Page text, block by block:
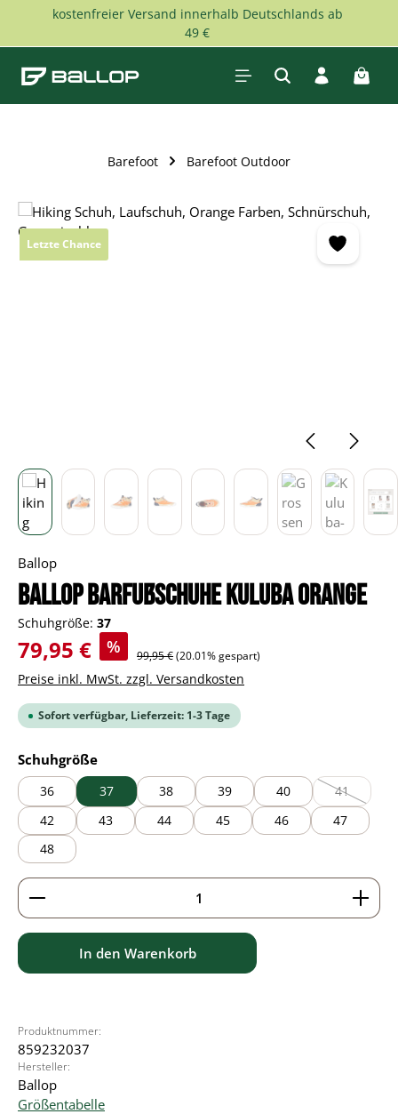
Zum Hauptinhalt springen
kostenfreier Versand innerhalb Deutschlands ab
49 €
Barefoot Barefoot Outdoor
Bildergalerie überspringen
Letzte Chance
Ballop
BALLOP Barfußschuhe Kuluba orange
Schuhgröße: 37
Verkaufspreis:
79,95 € % Regulärer Preis:
99,95 €(20.01% gespart)
Preise inkl. MwSt. zzgl. Versandkosten
Sofort verfügbar, Lieferzeit: 1-3 Tage
Schuhgrößeauswählen
36 37 38 39 40 41
(Diese
42 43 44 45 46
47
48
Produkt Anzahl: Gib den gewünschten Wert ein
In den Warenkorb
Produktnummer:
859232037
Hersteller:
Ballop
Größentabelle